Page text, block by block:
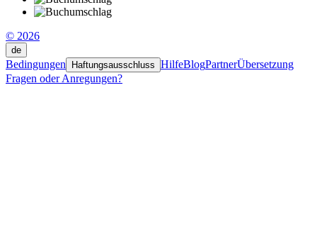
© 2026
de
Bedingungen Haftungsausschluss HilfeBlogPartnerÜbersetzung
Fragen oder Anregungen?